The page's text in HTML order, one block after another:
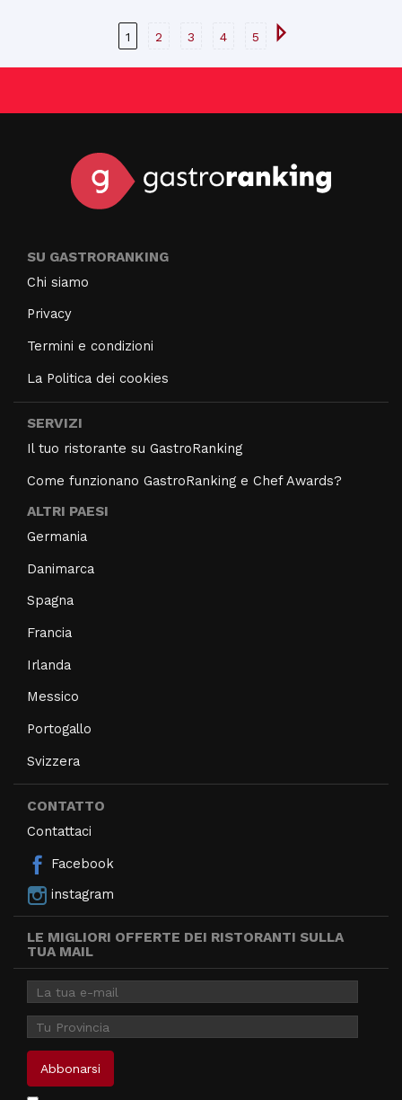
1 2 3 4 5
SU GASTRORANKING
Chi siamo
Privacy
Termini e condizioni
La Politica dei cookies
SERVIZI
Il tuo ristorante su GastroRanking
Come funzionano GastroRanking e Chef Awards?
ALTRI PAESI
Germania
Danimarca
Spagna
Francia
Irlanda
Messico
Portogallo
Svizzera
CONTATTO
Contattaci
Facebook
instagram
LE MIGLIORI OFFERTE DEI RISTORANTI SULLA
TUA MAIL